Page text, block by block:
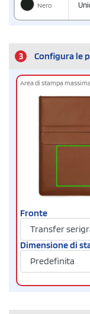
Nero
3 Configura le
Area di stampa
Fronte
Dimensione di